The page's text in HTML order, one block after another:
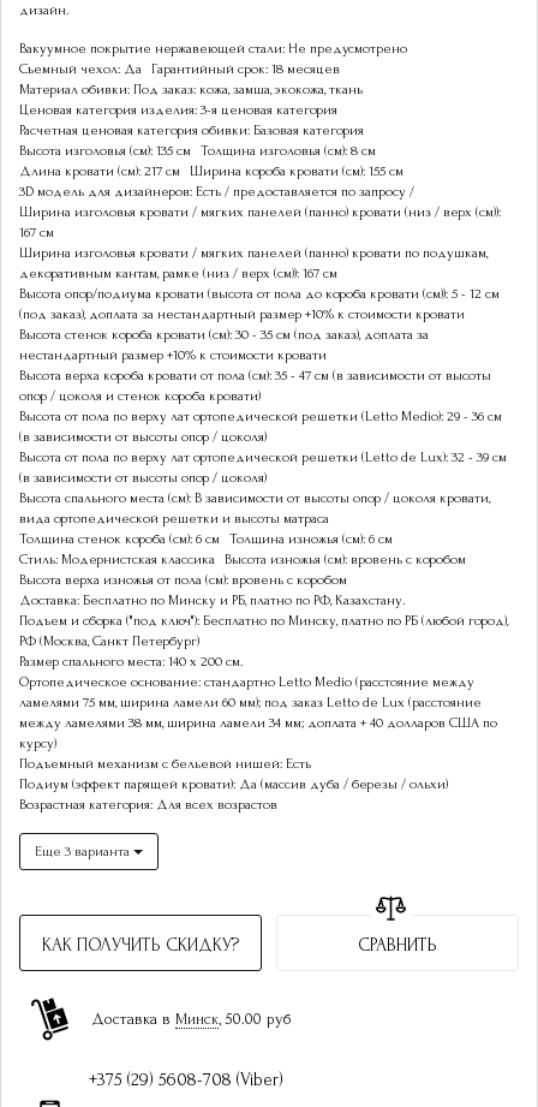
дизайн.
Вакуумное покрытие нержавеющей стали: Не предусмотрено
Съемный чехол: Да
Гарантийный срок: 18 месяцев
Материал обивки: Под заказ: кожа, замша, экокожа, ткань
Ценовая категория изделия: 3-я ценовая категория
Расчетная ценовая категория обивки: Базовая категория
Высота изголовья (см): 135 см
Толщина изголовья (см): 8 см
Длина кровати (см): 217 см
Ширина короба кровати (см): 155 см
3D модель для дизайнеров: Есть / предоставляется по запросу /
Ширина изголовья кровати / мягких панелей (панно) кровати (низ / верх (см)):
167 см
Ширина изголовья кровати / мягких панелей (панно) кровати по подушкам,
декоративным кантам, рамке (низ / верх (см)): 167 см
Высота опор/подиума кровати (высота от пола до короба кровати (см)): 5 - 12 см
(под заказ), доплата за нестандартный размер +10% к стоимости кровати
Высота стенок короба кровати (см): 30 - 35 см (под заказ), доплата за
нестандартный размер +10% к стоимости кровати
Высота верха короба кровати от пола (см): 35 - 47 см (в зависимости от высоты
опор / цоколя и стенок короба кровати)
Высота от пола по верху лат ортопедической решетки (Letto Medio): 29 - 36 см
(в зависимости от высоты опор / цоколя)
Высота от пола по верху лат ортопедической решетки (Letto de Lux): 32 - 39 см
(в зависимости от высоты опор / цоколя)
Высота спального места (см): В зависимости от высоты опор / цоколя кровати,
вида ортопедической решетки и высоты матраса
Толщина стенок короба (см): 6 см
Толщина изножья (см): 6 см
Стиль: Модернистская классика
Высота изножья (см): вровень с коробом
Высота верха изножья от пола (см): вровень с коробом
Доставка: Бесплатно по Минску и РБ, платно по РФ, Казахстану.
Подъем и сборка ("под ключ"): Бесплатно по Минску, платно по РБ (любой город),
РФ (Москва, Санкт Петербург)
Размер спального места: 140 х 200 см.
Ортопедическое основание: стандартно Letto Medio (расстояние между
ламелями 75 мм, ширина ламели 60 мм); под заказ Letto de Lux (расстояние
между ламелями 38 мм, ширина ламели 34 мм; доплата + 40 долларов США по
курсу)
Подъемный механизм с бельевой нишей: Есть
Подиум (эффект парящей кровати): Да (массив дуба / березы / ольхи)
Возрастная категория: Для всех возрастов
Еще 3 варианта
КАК ПОЛУЧИТЬ СКИДКУ? СРАВНИТЬ
Доставка в Минск, 50.00 руб
+375 (29) 5608-708 (Viber)